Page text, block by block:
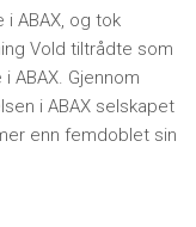
ABAX, og tok
Vold tiltrådte som
ABAX. Gjennom
i ABAX selskapet
enn femdoblet sin